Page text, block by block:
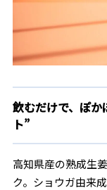
飲むだけで、ぽ
ト”
高知県産の熟成生
ク。ショウガ由来